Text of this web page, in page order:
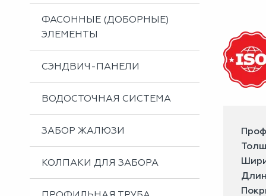
ФАСОННЫЕ (ДОБОРНЫЕ)
ЭЛЕМЕНТЫ
СЭНДВИЧ-ПАНЕЛИ
ВОДОСТОЧНАЯ СИСТЕМА
ЗАБОР ЖАЛЮЗИ
КОЛПАКИ ДЛЯ ЗАБОРА